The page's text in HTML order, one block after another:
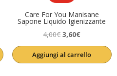
Care For You Manisane
Sapone Liquido Igienizzante
4,00€ Il
prezzo
originale
3,60€Il
prezzo
attuale
Aggiungi al carrello